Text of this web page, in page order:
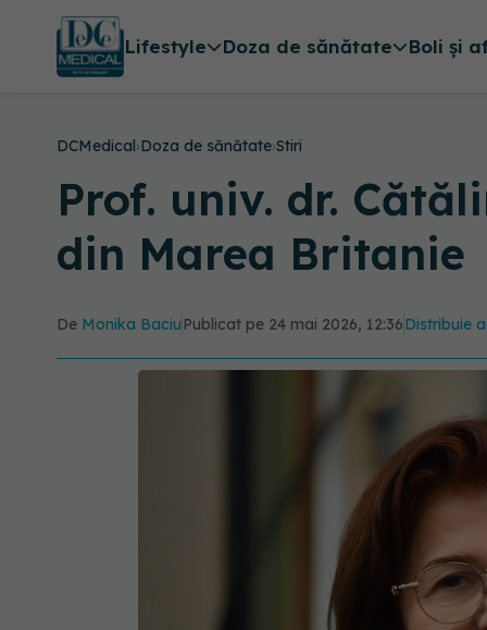
Lifestyle Doza de sănătate Boli și
DCMedical›Doza de sănătate›Stiri
Prof. univ. dr.
din Marea Britanie
De Monika Baciu Publicat pe 24 mai 2026, 12:36Distribuie